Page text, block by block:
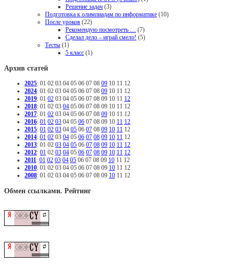
Решение задач (3)
Подготовка к олимпиадам по информатике (10)
После уроков (22)
Рекомендую посмотреть … (7)
Сделал дело – играй смело! (5)
Тесты (1)
5 класс (1)
Архив статей
2025: 01 02 03 04 05 06 07 08 09 10 11 12
2024: 01 02 03 04 05 06 07 08 09 10 11 12
2019: 01 02 03 04 05 06 07 08 09 10 11 12
2018: 01 02 03 04 05 06 07 08 09 10 11 12
2017: 01 02 03 04 05 06 07 08 09 10 11 12
2016: 01 02 03 04 05 06 07 08 09 10 11 12
2015: 01 02 03 04 05 06 07 08 09 10 11 12
2014: 01 02 03 04 05 06 07 08 09 10 11 12
2013: 01 02 03 04 05 06 07 08 09 10 11 12
2012: 01 02 03 04 05 06 07 08 09 10 11 12
2011: 01 02 03 04 05 06 07 08 09 10 11 12
2010: 01 02 03 04 05 06 07 08 09 10 11 12
2008: 01 02 03 04 05 06 07 08 09 10 11 12
Обмен ссылками. Рейтинг